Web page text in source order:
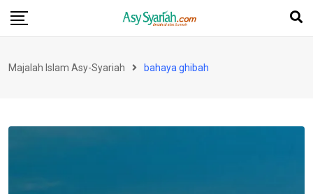
Skip
Majalah Islam Asy-Syariah bahaya ghibah